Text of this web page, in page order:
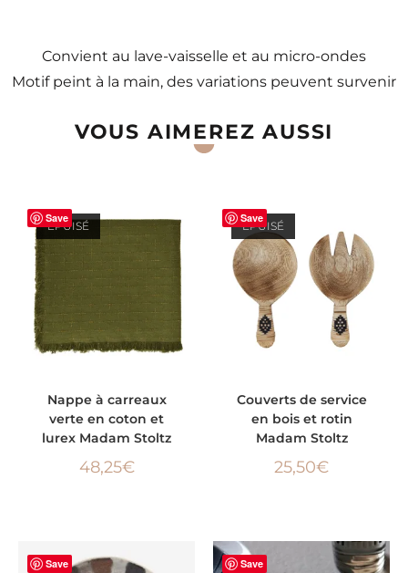
Convient au lave-vaisselle et au micro-ondes
Motif peint à la main, des variations peuvent survenir
VOUS AIMEREZ AUSSI
Save
ÉPUISÉ
Nappe à carreaux
verte en coton et
lurex Madam Stoltz
48,25€
Save
ÉPUISÉ
Couverts de service
en bois et rotin
Madam Stoltz
25,50€
Save Save